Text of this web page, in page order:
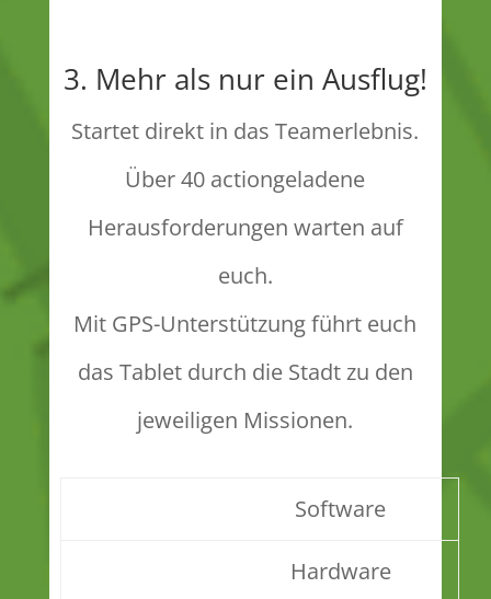
3. Mehr als nur ein Ausflug!
Startet direkt in das Teamerlebnis.
Über 40 actiongeladene
Herausforderungen warten auf
euch.
Mit GPS-Unterstützung führt euch
das Tablet durch die Stadt zu den
jeweiligen Missionen.
Software
Hardware